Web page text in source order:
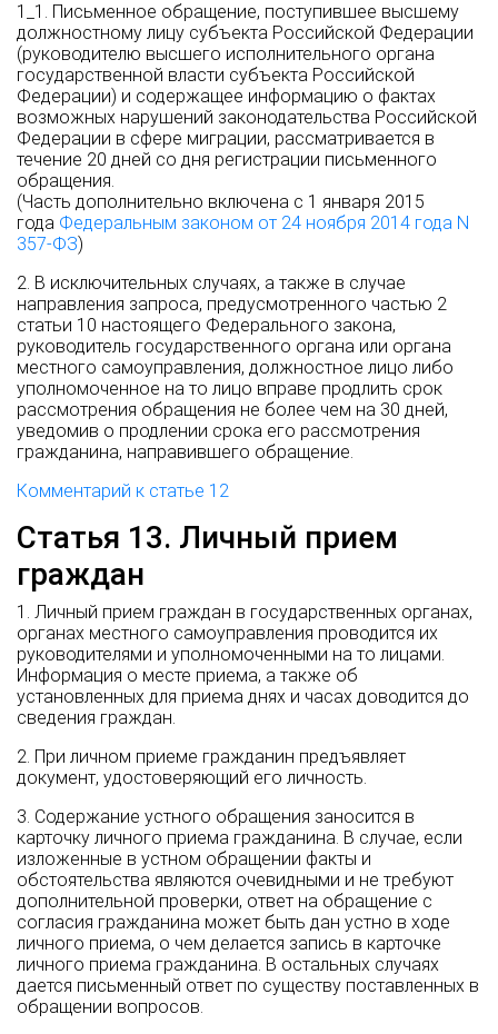
1_1. Письменное обращение, поступившее высшему
должностному лицу субъекта Российской Федерации
(руководителю высшего исполнительного органа
государственной власти субъекта Российской
Федерации) и содержащее информацию о фактах
возможных нарушений законодательства Российской
Федерации в сфере миграции, рассматривается в
течение 20 дней со дня регистрации письменного
обращения.
(Часть дополнительно включена с 1 января 2015
года Федеральным законом от 24 ноября 2014 года N
357-ФЗ)
2. В исключительных случаях, а также в случае
направления запроса, предусмотренного частью 2
статьи 10 настоящего Федерального закона,
руководитель государственного органа или органа
местного самоуправления, должностное лицо либо
уполномоченное на то лицо вправе продлить срок
рассмотрения обращения не более чем на 30 дней,
уведомив о продлении срока его рассмотрения
гражданина, направившего обращение.
Комментарий к статье 12
Статья 13. Личный прием
граждан
1. Личный прием граждан в государственных органах,
органах местного самоуправления проводится их
руководителями и уполномоченными на то лицами.
Информация о месте приема, а также об
установленных для приема днях и часах доводится до
сведения граждан.
2. При личном приеме гражданин предъявляет
документ, удостоверяющий его личность.
3. Содержание устного обращения заносится в
карточку личного приема гражданина. В случае, если
изложенные в устном обращении факты и
обстоятельства являются очевидными и не требуют
дополнительной проверки, ответ на обращение с
согласия гражданина может быть дан устно в ходе
личного приема, о чем делается запись в карточке
личного приема гражданина. В остальных случаях
дается письменный ответ по существу поставленных в
обращении вопросов.